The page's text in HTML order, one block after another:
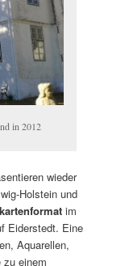
in 2012
wieder
Holstein und
im
Eiderstedt. Eine
Aquarellen,
zu einem